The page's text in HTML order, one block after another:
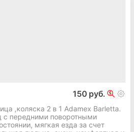
150 руб.
,коляска 2 в 1 Adamex Barletta.
с передними поворотными
мягкая езда за счет